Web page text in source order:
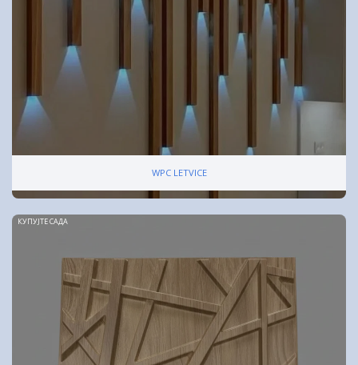
WPC LETVICE
КУПУЈТЕ САДА